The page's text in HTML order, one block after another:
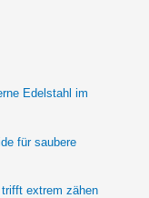
Edelstahl im
für saubere
extrem zähen